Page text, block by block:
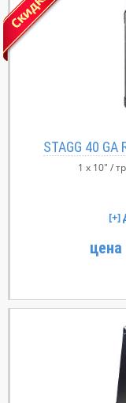
STAGG 40
1 x 10"
цена